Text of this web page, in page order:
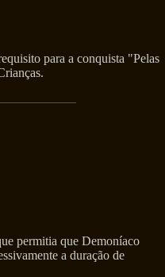
para a conquista "Pelas
permitia que Demoníaco
a duração de